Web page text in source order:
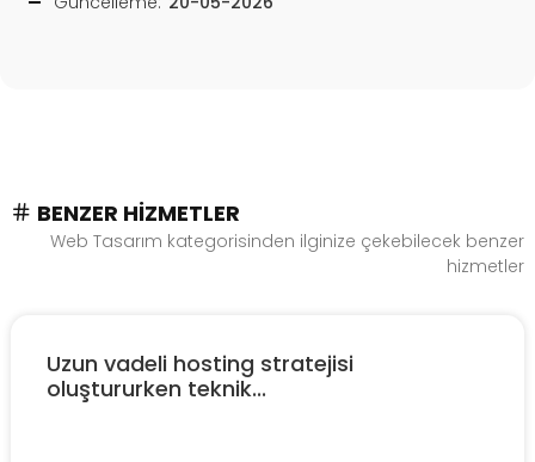
BENZER HIZMETLER
Web Tasarım kategorisinden ilginize çekebilecek benzer
hizmetler
Uzun vadeli hosting stratejisi
oluştururken teknik...